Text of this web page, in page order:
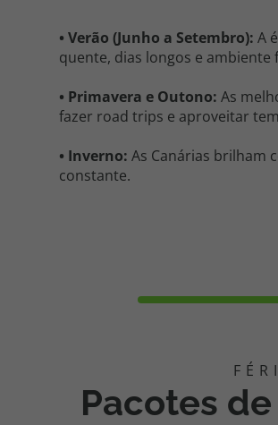
• Verão (Junho a Setembro): A
quente, dias longos e ambiente
• Primavera e Outono: As
fazer road trips e aproveitar
• Inverno: As Canárias brilham
constante.
Pacotes